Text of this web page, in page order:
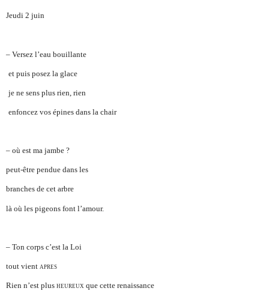
Jeudi 2 juin
– Versez l’eau bouillante
et puis posez la glace
je ne sens plus rien, rien
enfoncez vos épines dans la chair
– où est ma jambe ?
peut-être pendue dans les
branches de cet arbre
là où les pigeons font l’amour.
– Ton corps c’est la Loi
tout vient apres
Rien n’est plusheureux que cette renaissance